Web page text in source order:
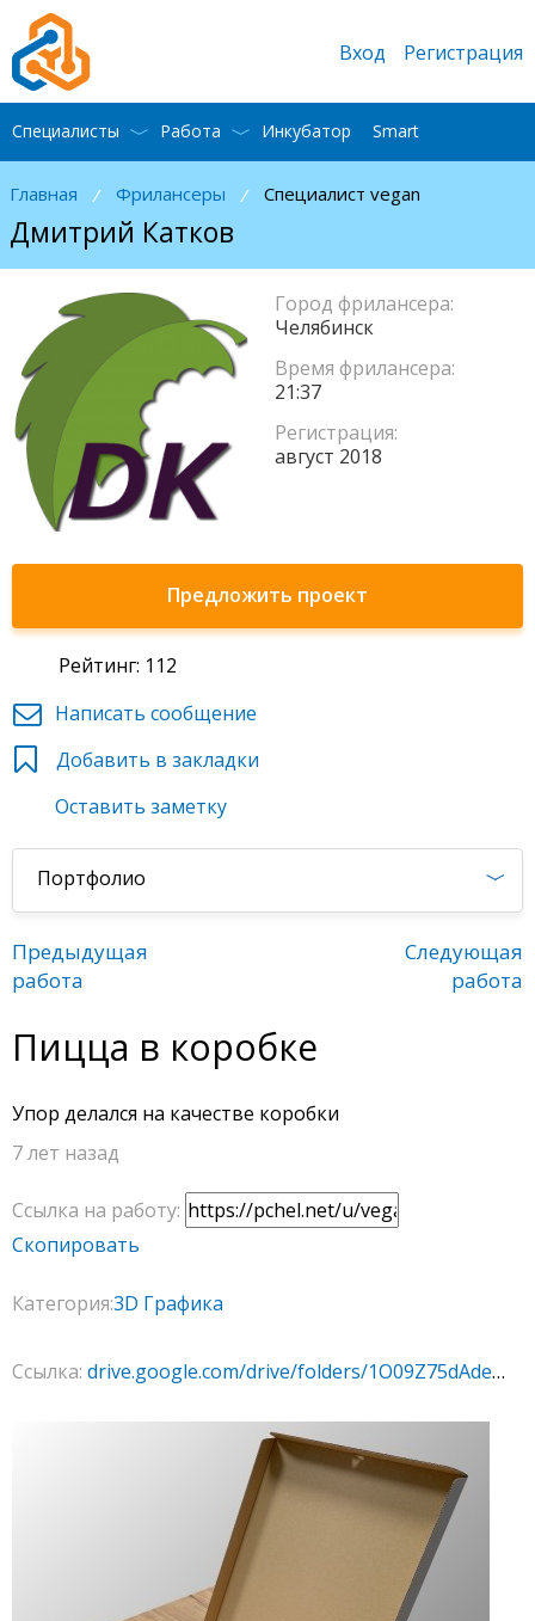
Главная / Фрилансеры / Специалист vegan
Дмитрий Катков
Город фрилансера:
Челябинск
Время фрилансера:
21:37
Регистрация:
август 2018
Предложить проект
Рейтинг: 112
Написать сообщение
Добавить в закладки
Оставить заметку
Портфолио
Предыдущая
работа
Следующая
работа
Пицца в коробке
Упор делался на качестве коробки
7 лет назад
Ссылка на работу:
Скопировать
Категория:3D Графика
Ссылка: drive.google.com/drive/folders/1O09Z75dAde5-Euoqp-H2hNMnHc6wHLk
Вход Регистрация
Специалисты Работа Инкубатор Smart